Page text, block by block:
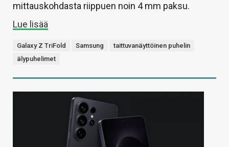
mittauskohdasta riippuen noin 4 mm paksu.
Lue lisää
Galaxy Z TriFold Samsung
taittuvanäyttöinen puhelin
älypuhelimet